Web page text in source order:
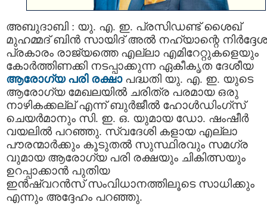
അബുദാബി : യു. എ. ഇ. പ്രസിഡണ്ട് ശൈഖ്
മുഹമ്മദ് ബിൻ സായിദ് അൽ നഹ്യാന്റെ നിർദ്ദേശ
പ്രകാരം രാജ്യത്തെ എല്ലാ എമിറേറ്റുകളെയും
കോർത്തിണക്കി നടപ്പാക്കുന്ന ഏകീകൃത ദേശീയ
ആരോഗ്യ പരി രക്ഷാപദ്ധതി യു. എ. ഇ. യുടെ
ആരോഗ്യ മേഖലയിൽ ചരിത്ര പരമായ ഒരു
നാഴികക്കല്ല് എന്ന് ബുർജീൽ ഹോൾഡിംഗ്സ്
ചെയർമാനും സി. ഇ. ഒ. യുമായ ഡോ. ഷംഷീർ
വയലിൽ പറഞ്ഞു. സ്വദേശി കളായ എല്ലാ
പൗരന്മാർക്കും കൂടുതൽ സുസ്ഥിരവും സമഗ്ര
വുമായ ആരോഗ്യ പരി രക്ഷയും ചികിത്സയും
ഉറപ്പാക്കാൻ പുതിയ
ഇൻഷ്വറൻസ് സംവിധാനത്തിലൂടെ സാധിക്കും
എന്നും അദ്ദേഹം പറഞ്ഞു.